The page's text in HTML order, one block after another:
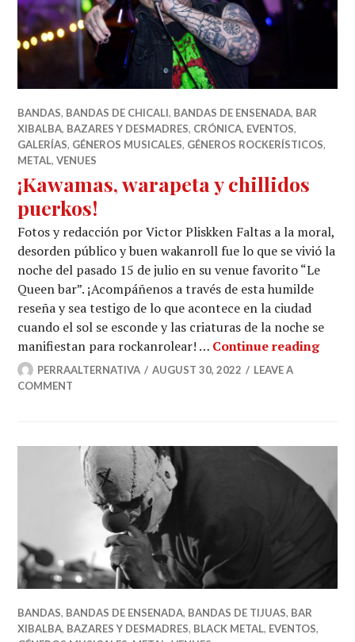
BANDAS, BANDAS DE CHICALI, BANDAS DE ENSENADA, BAR
XIBALBA, BAZARES Y DESMADRES, CRÓNICA, EVENTOS,
GALERÍAS, GÉNEROS MUSICALES, GÉNEROS ROCKERÍSTICOS,
METAL,VENUES
¡Kawamas, warapeta y chillidos
puerkos!
Fotos y redacción por Victor Pliskken Faltas a la moral,
desorden público y buen wakanroll fue lo que se vivió la
noche del pasado 15 de julio en su venue favorito “Le
Queen bar”. ¡Acompáñenos a través de esta humilde
reseña y sea testigo de lo que acontece en la ciudad
cuando el sol se esconde y las criaturas de la noche se
manifiestan para rockanrolear! … Continue reading
PERRAALTERNATIVA AUGUST 30, 2022
LEAVE A
COMMENT
BANDAS, BANDAS DE ENSENADA, BANDAS DE TIJUAS, BAR
XIBALBA, BAZARES Y DESMADRES, BLACK METAL, EVENTOS,